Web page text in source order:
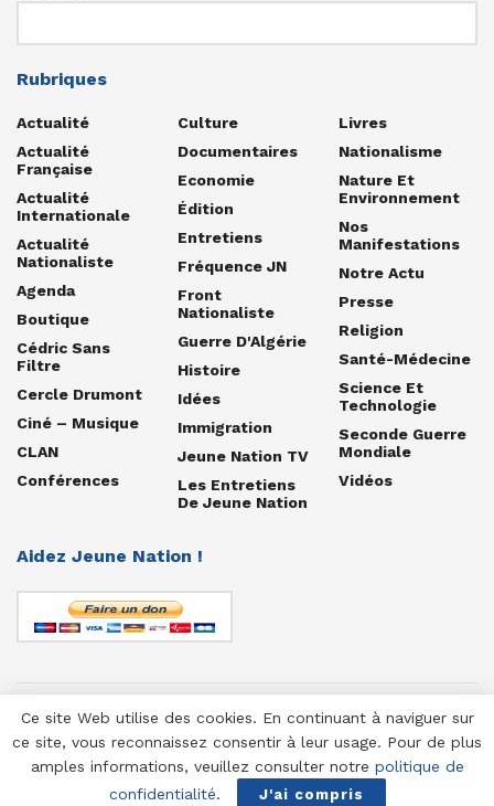
Rubriques
Actualité
Actualité
Française
Actualité
Internationale
Actualité
Nationaliste
Agenda
Boutique
Cédric Sans
Filtre
Cercle Drumont
Ciné – Musique
CLAN
Conférences
Culture
Documentaires
Economie
Édition
Entretiens
Fréquence JN
Front
Nationaliste
Guerre D'Algérie
Histoire
Idées
Immigration
Jeune Nation TV
Les Entretiens
De Jeune Nation
Livres
Nationalisme
Nature Et
Environnement
Nos
Manifestations
Notre Actu
Presse
Religion
Santé-Médecine
Science Et
Technologie
Seconde Guerre
Mondiale
Vidéos
Aidez Jeune Nation !
© 1958-2025 Jeune Nation
Ce site Web utilise des cookies. En continuant à naviguer sur
ce site, vous reconnaissez consentir à leur usage. Pour de plus
amples informations, veuillez consulter notre politique de
confidentialité. J'ai compris